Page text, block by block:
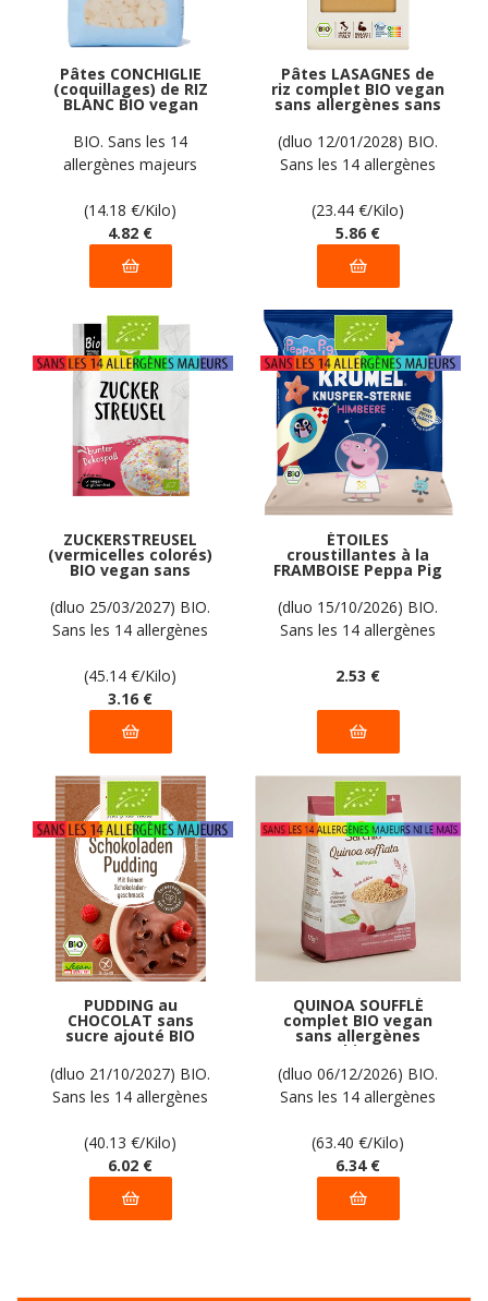
Pâtes CONCHIGLIE
(coquillages) de RIZ
BLANC BIO vegan
sans allergènes
Pasta Gustosa : 340
grammes
BIO. Sans les 14
allergènes majeurs
(14.18 €/Kilo)
4.82 €
Pâtes LASAGNES de
riz complet BIO vegan
sans allergènes sans
maïs Ppura : 250
grammes
(dluo 12/01/2028) BIO.
Sans les 14 allergènes
(23.44 €/Kilo)
5.86 €
ZUCKERSTREUSEL
(vermicelles colorés)
BIO vegan sans
allergènes AGAVA : 70
grammes
(dluo 25/03/2027) BIO.
Sans les 14 allergènes
(45.14 €/Kilo)
3.16 €
ÉTOILES
croustillantes à la
FRAMBOISE Peppa Pig
BIO vegan sans
allergènes Krümel :
20 grammes
(dluo 15/10/2026) BIO.
Sans les 14 allergènes
2.53 €
PUDDING au
CHOCOLAT sans
sucre ajouté BIO
vegan sans
allergènes Natura :
(3x50g) = 150g
(dluo 21/10/2027) BIO.
Sans les 14 allergènes
(40.13 €/Kilo)
6.02 €
QUINOA SOUFFLÉ
complet BIO vegan
sans allergènes
Sarchio : 100
grammes
(dluo 06/12/2026) BIO.
Sans les 14 allergènes
(63.40 €/Kilo)
6.34 €